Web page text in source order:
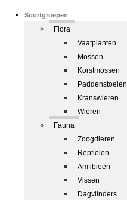
Soortgroepen
Flora
Vaatplanten
Mossen
Korstmossen
Paddenstoelen
Kranswieren
Wieren
Fauna
Zoogdieren
Reptielen
Amfibieën
Vissen
Dagvlinders